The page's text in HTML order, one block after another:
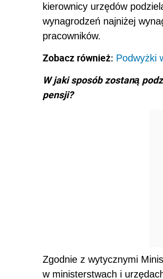
kierownicy urzędów
wynagrodzeń najniżej
pracowników.
Zobacz również: Podwyżki
W jaki sposób zostaną
pensji?
Zgodnie z wytycznymi
w ministerstwach i